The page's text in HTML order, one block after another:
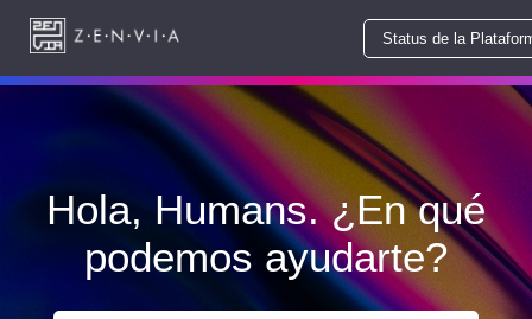
Status de la
Hola, Humans. ¿En qué
podemos ayudarte?